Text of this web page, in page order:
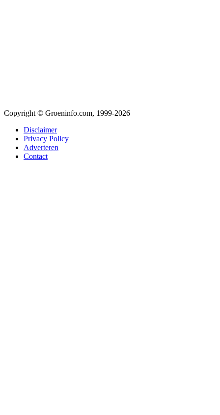
Copyright © Groeninfo.com, 1999-2026
Disclaimer
Privacy Policy
Adverteren
Contact